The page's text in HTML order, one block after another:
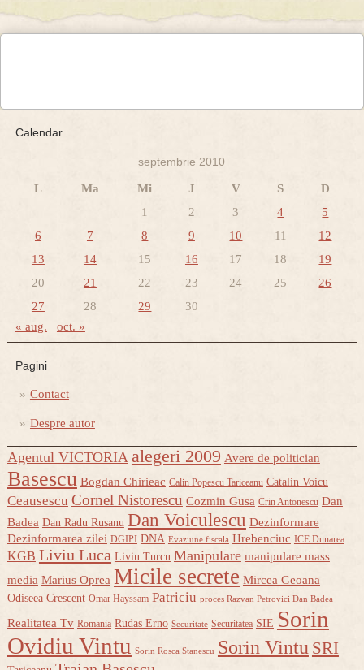
Calendar
septembrie 2010
L Ma Mi J V S
D
1
2 3 4
5
6
7 8 9 10 11
12
13
14 15 16 17 18
19
20
21 22 23 24 25
26
27
28 29 30
« aug. oct. »
Pagini
Contact
Despre autor
Agentul VICTORIA alegeri 2009 Avere de politician
Basescu Bogdan Chirieac Calin Popescu Tariceanu Catalin Voicu
Ceausescu Cornel Nistorescu Cozmin Gusa Crin Antonescu Dan
Badea Dan Radu Rusanu Dan Voiculescu Dezinformare
Dezinformarea zilei DGIPI DNA Evaziune fiscala Hrebenciuc ICE Dunarea
KGB Liviu Luca Liviu Turcu Manipulare manipulare mass
media Marius Oprea Micile secrete Mircea Geoana
Odiseea Crescent Omar Hayssam Patriciu proces Razvan Petrovici Dan Badea
Realitatea Tv Romania Rudas Erno Securitate Securitatea SIE Sorin
Ovidiu Vintu Sorin Rosca Stanescu Sorin Vintu SRI